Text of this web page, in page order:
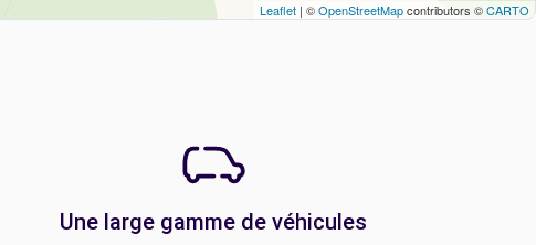
Leaflet | ©OpenStreetMapcontributors ©CARTO
Une large gamme de véhicules